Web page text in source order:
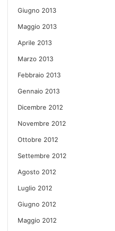
Giugno 2013
Maggio 2013
Aprile 2013
Marzo 2013
Febbraio 2013
Gennaio 2013
Dicembre 2012
Novembre 2012
Ottobre 2012
Settembre 2012
Agosto 2012
Luglio 2012
Giugno 2012
Maggio 2012